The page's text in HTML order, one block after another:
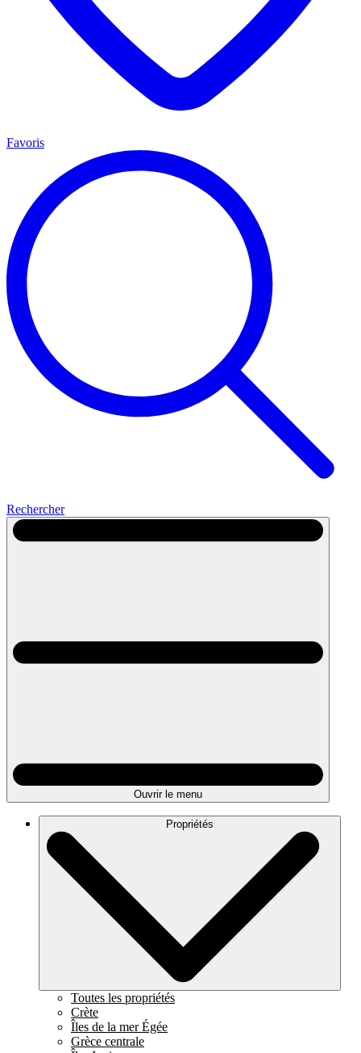
Favoris
Rechercher
Ouvrir le menu
Propriétés
Toutes les propriétés
Crète
Îles de la mer Égée
Grèce centrale